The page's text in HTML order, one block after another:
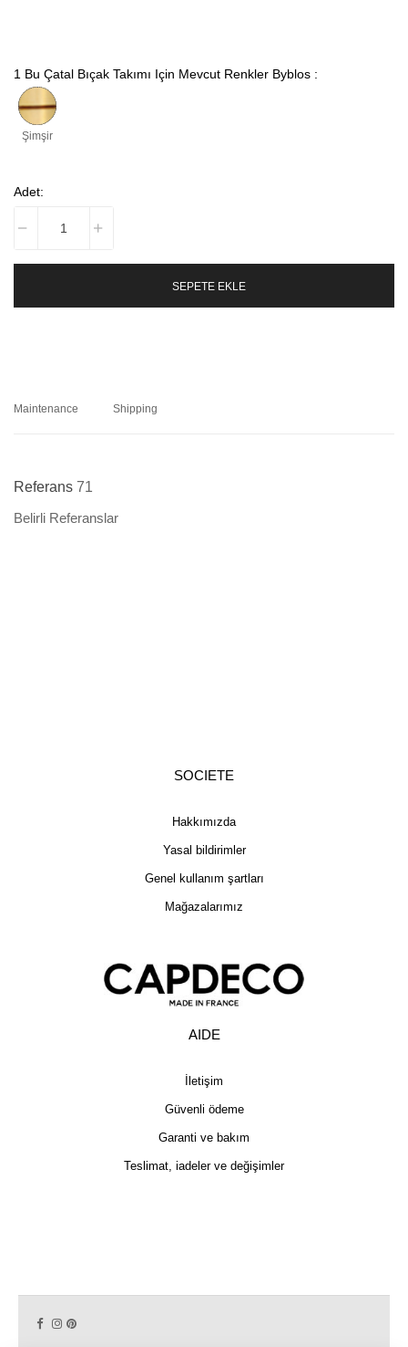
1 Bu Çatal Bıçak Takımı Için Mevcut Renkler Byblos :
Şimşir
Adet:
SEPETE EKLE
Maintenance Shipping
Referans 71
Belirli Referanslar
SOCIETE
Hakkımızda
Yasal bildirimler
Genel kullanım şartları
Mağazalarımız
AIDE
İletişim
Güvenli ödeme
Garanti ve bakım
Teslimat, iadeler ve değişimler